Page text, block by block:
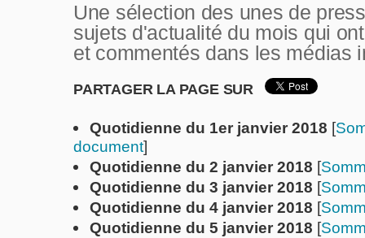
Une sélection des unes de
sujets d'actualité du mois qui
et commentés dans les médias
PARTAGER LA PAGE SUR
Quotidienne du 1er janvier 2018 [
document]
Quotidienne du 2 janvier 2018 [
Quotidienne du 3 janvier 2018 [
Quotidienne du 4 janvier 2018 [
Quotidienne du 5 janvier 2018 [